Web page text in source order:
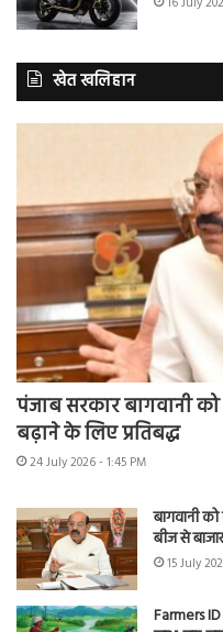
खेत खलिहान
पंजाब सरकार बागवानी
बढ़ाने के लिए प्रतिबद्ध
24 July 2026 - 1:45 PM
बागवानी
बीज से
15 July
Farmers